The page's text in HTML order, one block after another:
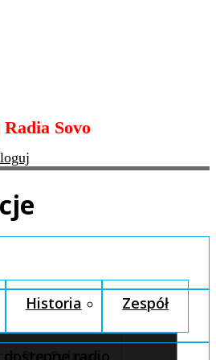
Radia Sovo
Historia Zespół
Pro Cultura
dostępne radio